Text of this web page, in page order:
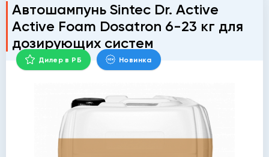
Автошампунь Sintec Dr. Active
Active Foam Dosatron 6-23 кг для
дозирующих систем
Дилер в РБ Новинка